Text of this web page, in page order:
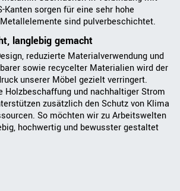
Kanten sorgen für eine sehr hohe
sind pulverbeschichtet.
langlebig gemacht
reduzierte Materialverwendung und
sowie recycelter Materialien wird der
unserer Möbel gezielt verringert.
Holzbeschaffung und nachhaltiger Strom
zusätzlich den Schutz von Klima
So möchten wir zu Arbeitswelten
hochwertig und bewusster gestaltet